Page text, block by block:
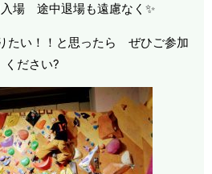
入場 途中退場も遠慮なく✨
たい！！と思ったら ぜひご参加
ください?